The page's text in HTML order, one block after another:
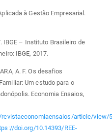
à Gestão Empresarial.
IBGE – Instituto Brasileiro de
IBGE, 2017.
A. F. Os desafios
Um estudo para o
Economia Ensaios,
article/view/
doi.org/10.14393/REE-